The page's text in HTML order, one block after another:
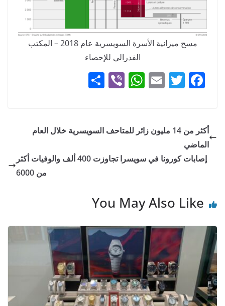
مسح ميزانية الأسرة السويسرية عام 2018 – المكتب
الفدرالي للإحصاء
F
e
b
o
k
T
er
E
l
W
s
p
Vi
e
أكثر من 14 مليون زائر للمتاحف السويسرية خلال العام
الماضي
إصابات كورونا في سويسرا تجاوزت 400 ألف والوفيات أكثر
من 6000
You May Also Like